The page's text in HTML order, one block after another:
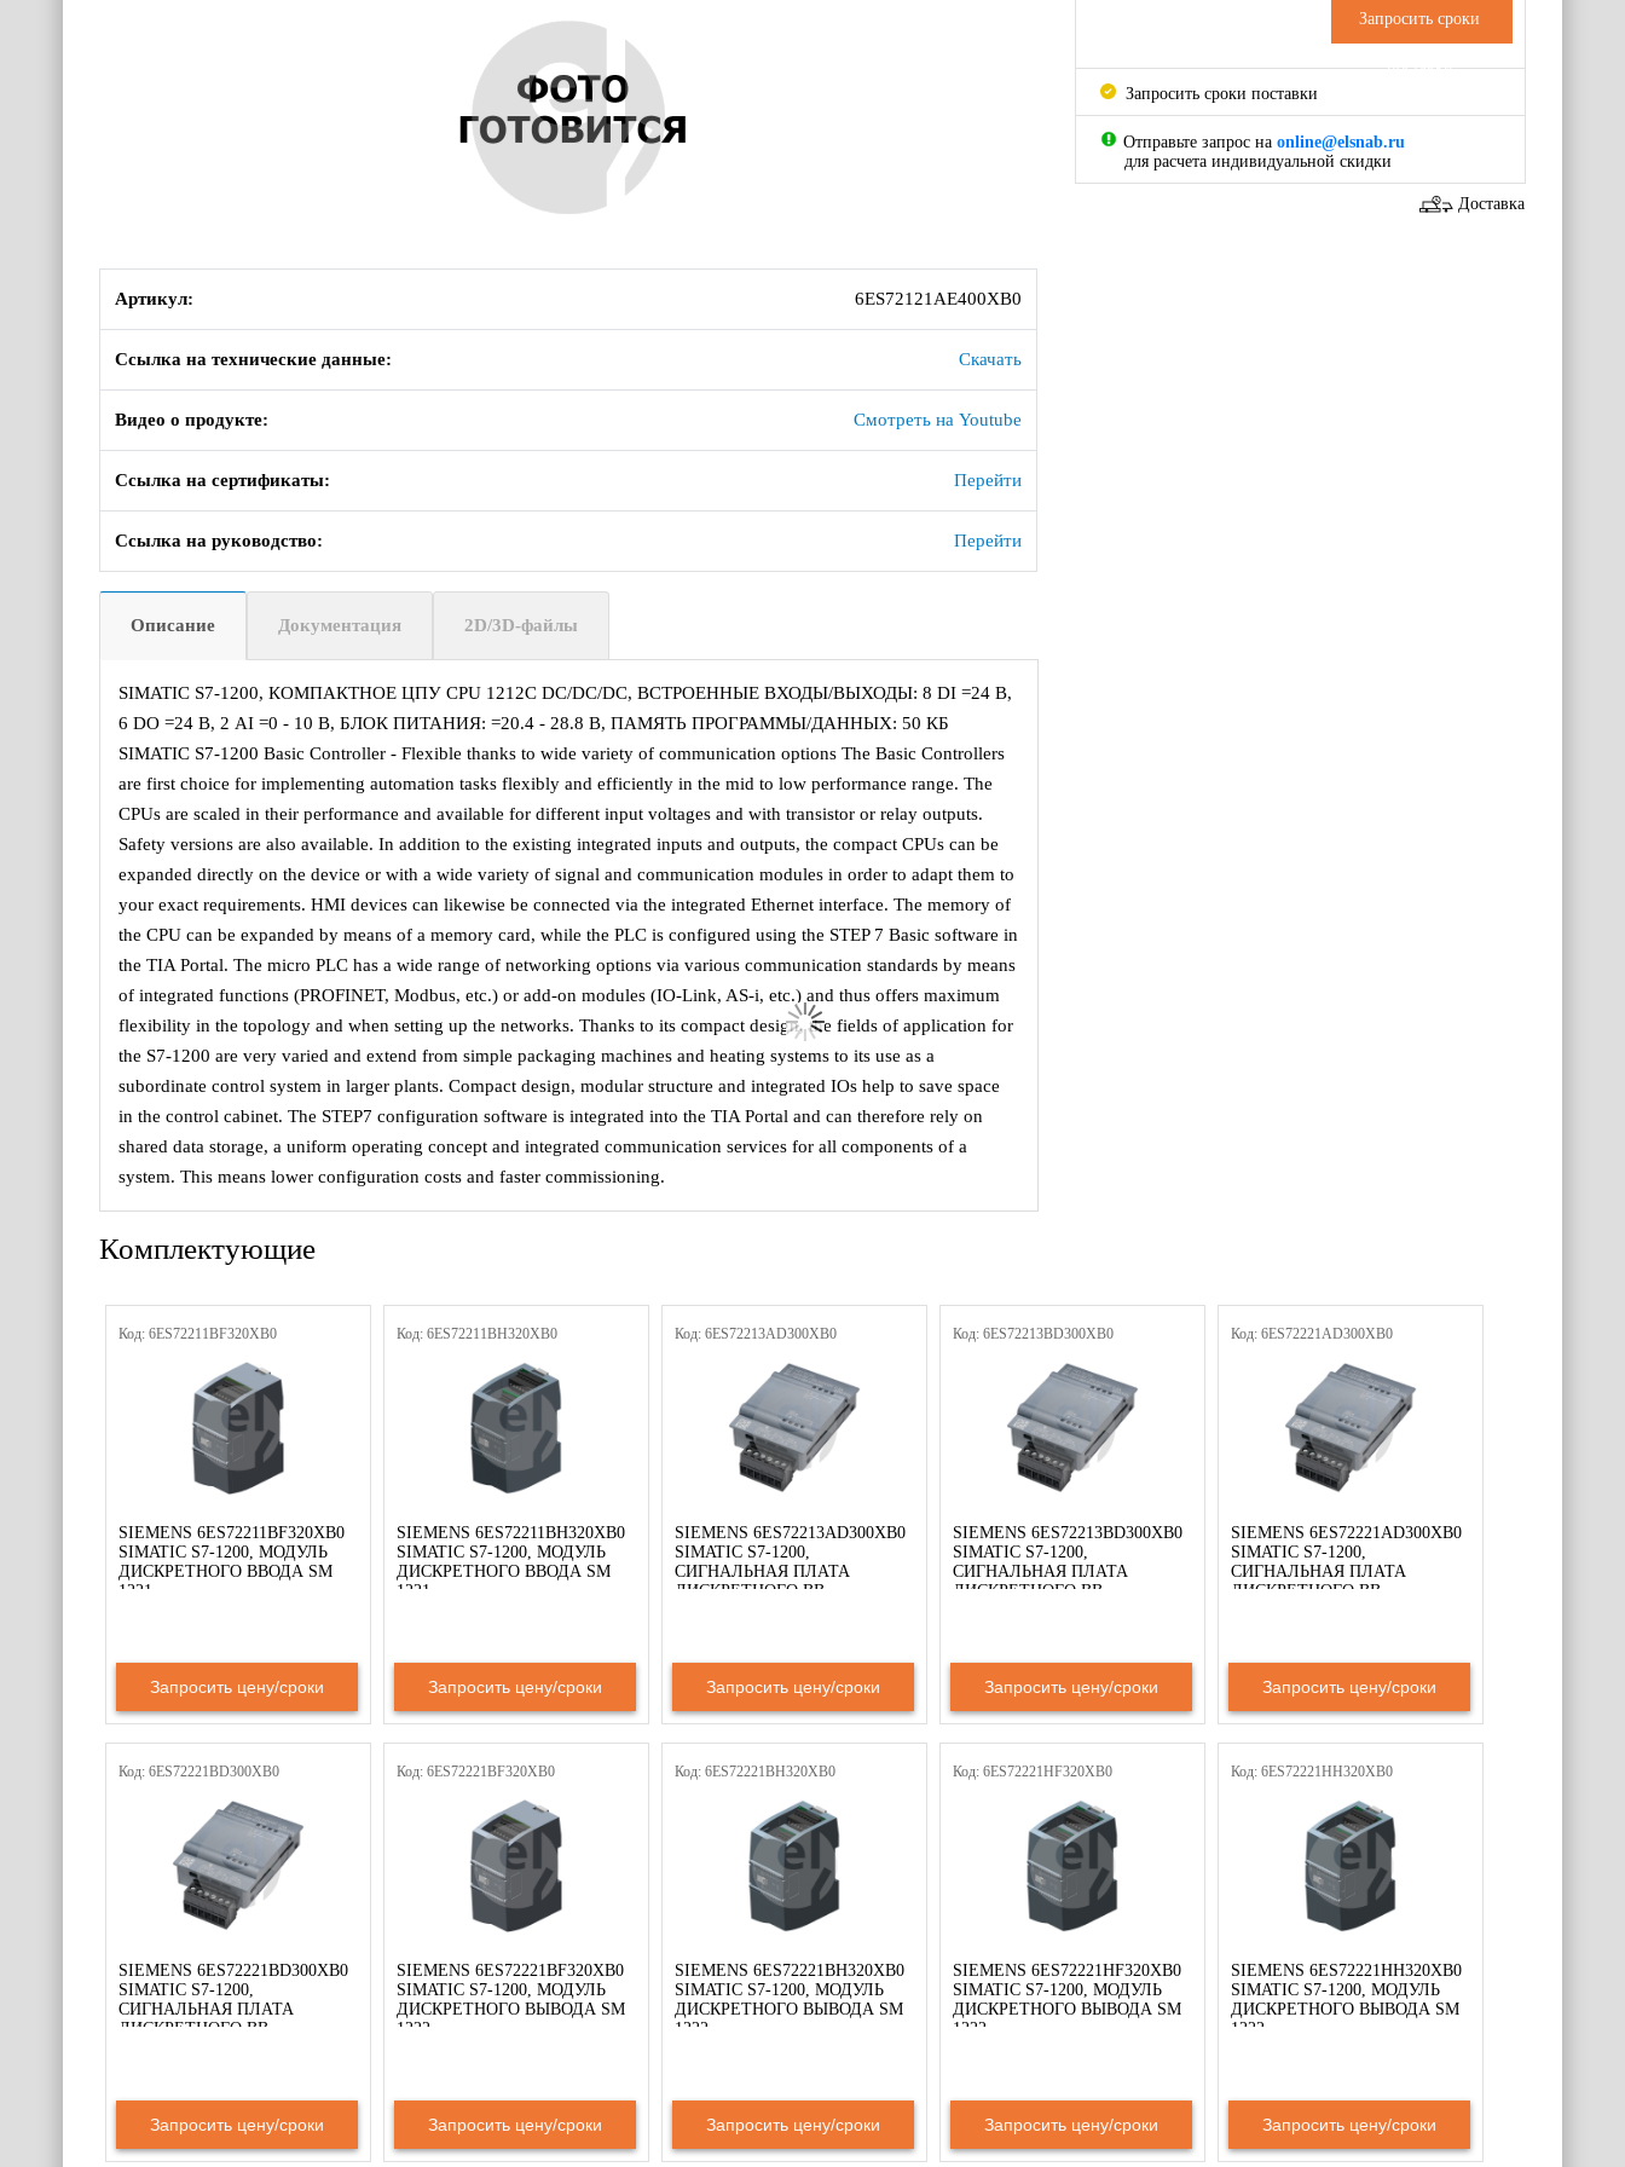
Артикул: 6ES72121AE400XB0
Ссылка на технические данные: Скачать
Видео о продукте: Смотреть на Youtube
Ссылка на сертификаты: Перейти
Ссылка на руководство: Перейти
Описание Документация 2D/3D-файлы
SIMATIC S7-1200, КОМПАКТНОЕ ЦПУ CPU 1212C DC/DC/DC, ВСТРОЕННЫЕ ВХОДЫ/ВЫХОДЫ: 8 DI =24 В,
6 DO =24 В, 2 AI =0 - 10 В, БЛОК ПИТАНИЯ: =20.4 - 28.8 В, ПАМЯТЬ ПРОГРАММЫ/ДАННЫХ: 50 КБ
SIMATIC S7-1200 Basic Controller - Flexible thanks to wide variety of communication options The Basic Controllers
are first choice for implementing automation tasks flexibly and efficiently in the mid to low performance range. The
CPUs are scaled in their performance and available for different input voltages and with transistor or relay outputs.
Safety versions are also available. In addition to the existing integrated inputs and outputs, the compact CPUs can be
expanded directly on the device or with a wide variety of signal and communication modules in order to adapt them to
your exact requirements. HMI devices can likewise be connected via the integrated Ethernet interface. The memory of
the CPU can be expanded by means of a memory card, while the PLC is configured using the STEP 7 Basic software in
the TIA Portal. The micro PLC has a wide range of networking options via various communication standards by means
of integrated functions (PROFINET, Modbus, etc.) or add-on modules (IO-Link, AS-i, etc.) and thus offers maximum
flexibility in the topology and when setting up the networks. Thanks to its compact design, the fields of application for
the S7-1200 are very varied and extend from simple packaging machines and heating systems to its use as a
subordinate control system in larger plants. Compact design, modular structure and integrated IOs help to save space
in the control cabinet. The STEP7 configuration software is integrated into the TIA Portal and can therefore rely on
shared data storage, a uniform operating concept and integrated communication services for all components of a
system. This means lower configuration costs and faster commissioning.
Запросить сроки
поставки
Запросить сроки поставки
Отправьте запрос на online@elsnab.ru
для расчета индивидуальной скидки
Доставка
Комплектующие
Код: 6ES72211BF320XB0
SIEMENS 6ES72211BF320XB0
SIMATIC S7-1200, МОДУЛЬ
ДИСКРЕТНОГО ВВОДА SM
1221,
Запросить цену/сроки
Код: 6ES72211BH320XB0
SIEMENS 6ES72211BH320XB0
SIMATIC S7-1200, МОДУЛЬ
ДИСКРЕТНОГО ВВОДА SM
1221,
Запросить цену/сроки
Код: 6ES72213AD300XB0
SIEMENS 6ES72213AD300XB0
SIMATIC S7-1200,
СИГНАЛЬНАЯ ПЛАТА
ДИСКРЕТНОГО ВВ
Запросить цену/сроки
Код: 6ES72213BD300XB0
SIEMENS 6ES72213BD300XB0
SIMATIC S7-1200,
СИГНАЛЬНАЯ ПЛАТА
ДИСКРЕТНОГО ВВ
Запросить цену/сроки
Код: 6ES72221AD300XB0
SIEMENS 6ES72221AD300XB0
SIMATIC S7-1200,
СИГНАЛЬНАЯ ПЛАТА
ДИСКРЕТНОГО ВВ
Запросить цену/сроки
Код: 6ES72221BD300XB0
SIEMENS 6ES72221BD300XB0
SIMATIC S7-1200,
СИГНАЛЬНАЯ ПЛАТА
ДИСКРЕТНОГО ВВ
Запросить цену/сроки
Код: 6ES72221BF320XB0
SIEMENS 6ES72221BF320XB0
SIMATIC S7-1200, МОДУЛЬ
ДИСКРЕТНОГО ВЫВОДА SM
1222
Запросить цену/сроки
Код: 6ES72221BH320XB0
SIEMENS 6ES72221BH320XB0
SIMATIC S7-1200, МОДУЛЬ
ДИСКРЕТНОГО ВЫВОДА SM
1222
Запросить цену/сроки
Код: 6ES72221HF320XB0
SIEMENS 6ES72221HF320XB0
SIMATIC S7-1200, МОДУЛЬ
ДИСКРЕТНОГО ВЫВОДА SM
1222
Запросить цену/сроки
Код: 6ES72221HH320XB0
SIEMENS 6ES72221HH320XB0
SIMATIC S7-1200, МОДУЛЬ
ДИСКРЕТНОГО ВЫВОДА SM
1222
Запросить цену/сроки